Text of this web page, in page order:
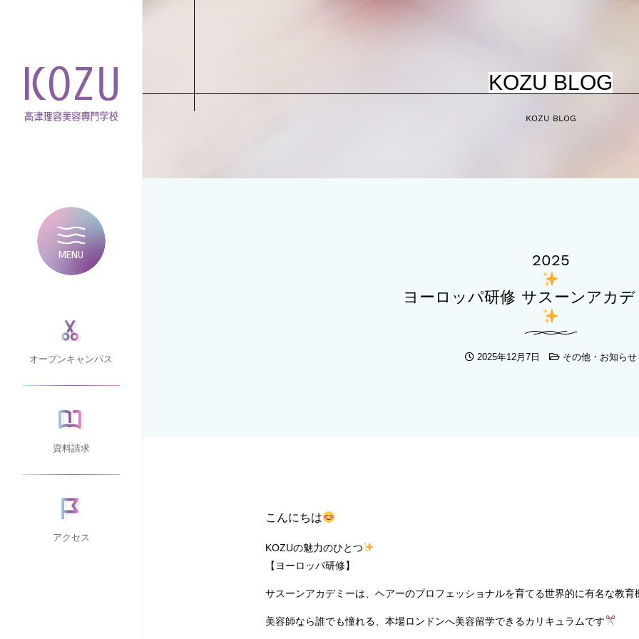
MENU
オープンキャンパス
資料請求
アクセス
KOZU BLOG
KOZU BLOG
2025
ヨーロッパ研修 サスーンアカデ
2025年12月7日 その他・お知らせ
こんにちは
KOZUの魅力のひとつ
【ヨーロッパ研修】
サスーンアカデミーは、ヘアーのプロフェッショナルを育てる世界的に有名な教育
美容師なら誰でも憧れる、本場ロンドンへ美容留学できるカリキュラムです